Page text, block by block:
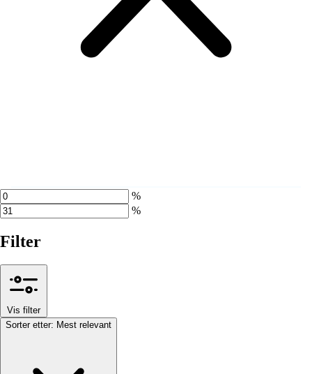
%
%
Filter
Vis filter
Sorter etter: Mest relevant